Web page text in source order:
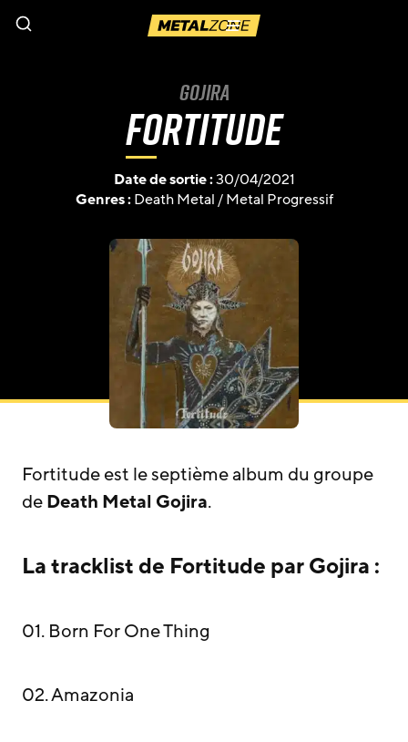
Menu
Gojira
Fortitude
Date de sortie :30/04/2021
Genres :Death Metal/Metal Progressif
Fortitude est le septième album du groupe
deDeath Metal Gojira.
La tracklist de Fortitude par Gojira :
01. Born For One Thing
02. Amazonia